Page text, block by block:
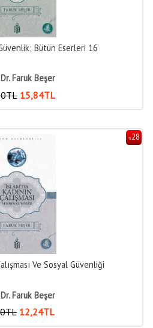
Bütün Eserleri 16
Faruk Beşer
TL 15,84TL
%28
Ve Sosyal Güvenliği
Faruk Beşer
TL 12,24TL